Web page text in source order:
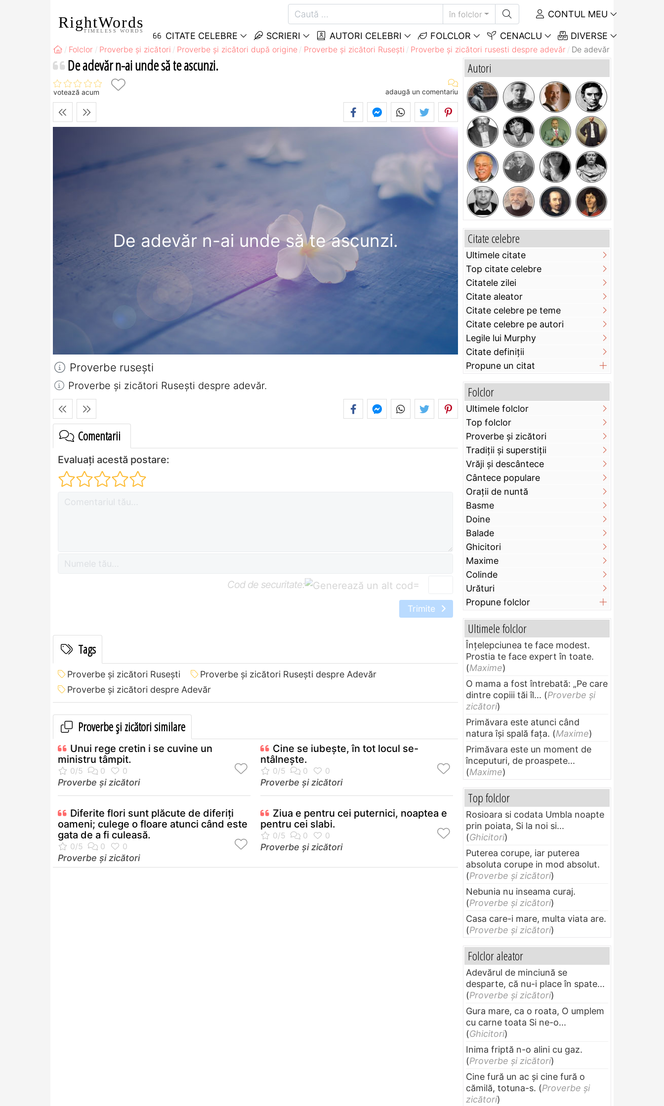
RightWords
TIMELESS WORDS
în folclor CONTUL MEU
CITATE CELEBRE SCRIERI AUTORI CELEBRI FOLCLOR CENACLU DIVERSE
Folclor Proverbe și zicători Proverbe și zicători după origine Proverbe și zicători Ruseşti Proverbe și zicători rusesti despre adevăr De adevăr n-ai unde să
De adevăr n-ai unde să te ascunzi.
votează acum adaugă un comentariu
De adevăr n-ai unde să te ascunzi.
Proverbe ruseşti
Proverbe și zicători Ruseşti despre adevăr.
Comentarii
Evaluați acestă postare:
Cod de securitate: =
Trimite
Tags
Proverbe și zicători Ruseşti
Proverbe și zicători Ruseşti despre Adevăr
Proverbe și zicători despre Adevăr
Proverbe și zicători similare
Unui rege cretin i se cuvine un
ministru tâmpit.
Proverbe și zicători
Cine se iubeşte, în tot locul se-
ntâlneşte.
Proverbe și zicători
Diferite flori sunt plăcute de diferiţi
oameni; culege o floare atunci când este
gata de a fi culeasă.
Proverbe și zicători
Ziua e pentru cei puternici, noaptea e
pentru cei slabi.
Proverbe și zicători
Autori
Citate celebre
Ultimele citate
Top citate celebre
Citatele zilei
Citate aleator
Citate celebre pe teme
Citate celebre pe autori
Legile lui Murphy
Citate definiţii
Propune un citat
Folclor
Ultimele folclor
Top folclor
Proverbe și zicători
Tradiții și superstiții
Vrăji și descântece
Cântece populare
Orații de nuntă
Basme
Doine
Balade
Ghicitori
Maxime
Colinde
Urături
Propune folclor
Ultimele folclor
Înțelepciunea te face modest.
Prostia te face expert în toate.
(Maxime)
O mama a fost întrebată: „Pe care
dintre copiii tăi îl... (Proverbe și
zicători)
Primăvara este atunci când
natura își spală fața. (Maxime)
Primăvara este un moment de
începuturi, de proaspete...
(Maxime)
Top folclor
Rosioara si codata Umbla noapte
prin poiata, Si la noi si...
(Ghicitori)
Puterea corupe, iar puterea
absoluta corupe in mod absolut.
(Proverbe și zicători)
Nebunia nu inseama curaj.
(Proverbe și zicători)
Casa care-i mare, multa viata are.
(Proverbe și zicători)
Folclor aleator
Adevărul de minciună se
desparte, că nu-i place în spate...
(Proverbe și zicători)
Gura mare, ca o roata, O umplem
cu carne toata Si ne-o...
(Ghicitori)
Inima friptă n-o alini cu gaz.
(Proverbe și zicători)
Cine fură un ac şi cine fură o
cămilă, totuna-s. (Proverbe și
zicători)